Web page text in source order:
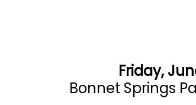
Friday,
Bonnet Springs